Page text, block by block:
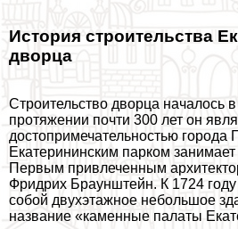
История строительства
дворца
Строительство дворца началось
протяжении почти 300 лет он
достопримечательностью города
Екатерининским парком
Первым привлеченным
Фридрих Браунштейн. К 1724
собой двухэтажное небольшое
название «каменные палаты